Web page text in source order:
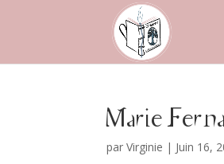
Marie
parVirginie | Juin 16,